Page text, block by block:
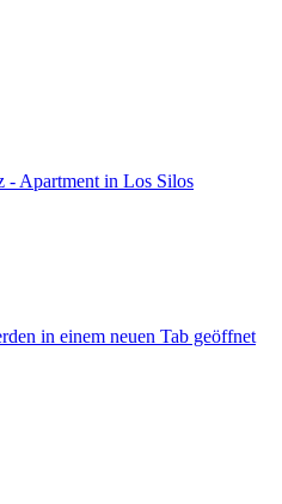
- Apartment in Los Silos
in einem neuen Tab geöffnet